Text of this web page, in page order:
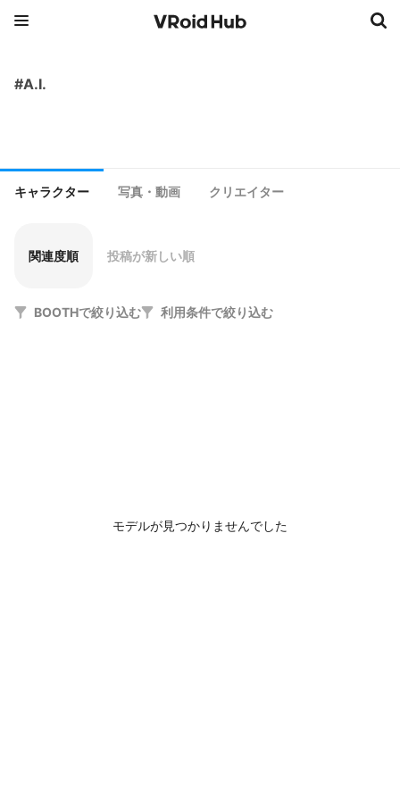
#A.I.
キャラクター 写真・動画 クリエイター
関連度順 投稿が新しい順
BOOTHで絞り込む 利用条件で絞り込む
モデルが見つかりませんでした